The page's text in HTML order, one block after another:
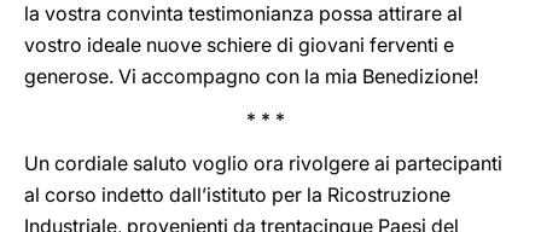
la vostra convinta testimonianza possa attirare al
vostro ideale nuove schiere di giovani ferventi e
generose. Vi accompagno con la mia Benedizione!
* * *
Un cordiale saluto voglio ora rivolgere ai partecipanti
al corso indetto dall’istituto per la Ricostruzione
Industriale, provenienti da trentacinque Paesi del